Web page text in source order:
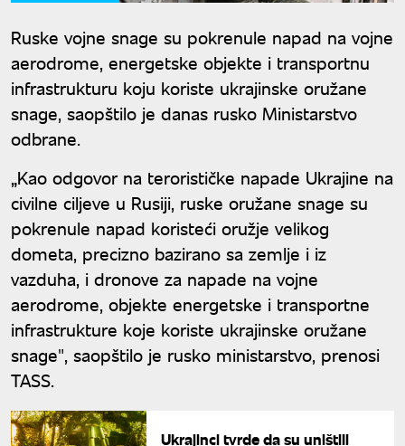
Ruske vojne snage su pokrenule napad na vojne
aerodrome, energetske objekte i transportnu
infrastrukturu koju koriste ukrajinske oružane
snage, saopštilo je danas rusko Ministarstvo
odbrane.
„Kao odgovor na terorističke napade Ukrajine na
civilne ciljeve u Rusiji, ruske oružane snage su
pokrenule napad koristeći oružje velikog
dometa, precizno bazirano sa zemlje i iz
vazduha, i dronove za napade na vojne
aerodrome, objekte energetske i transportne
infrastrukture koje koriste ukrajinske oružane
snage", saopštilo je rusko ministarstvo, prenosi
TASS.
Ukrajinci tvrde da su uništili